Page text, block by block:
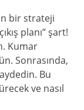
bir strateji
planı” şart!
Kumar
Sonrasında,
Bu
ve nasıl